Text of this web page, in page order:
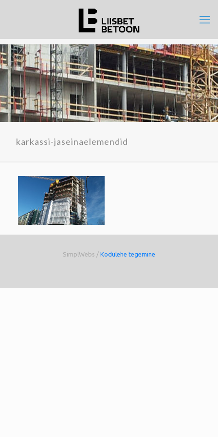
karkassi-jaseinaelemendid
SimplWebs / Kodulehe tegemine